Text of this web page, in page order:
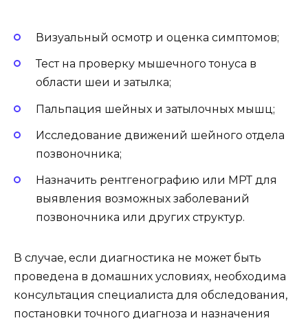
Визуальный осмотр и оценка симптомов;
Тест на проверку мышечного тонуса в
области шеи и затылка;
Пальпация шейных и затылочных мышц;
Исследование движений шейного отдела
позвоночника;
Назначить рентгенографию или МРТ для
выявления возможных заболеваний
позвоночника или других структур.
В случае, если диагностика не может быть
проведена в домашних условиях, необходима
консультация специалиста для обследования,
постановки точного диагноза и назначения